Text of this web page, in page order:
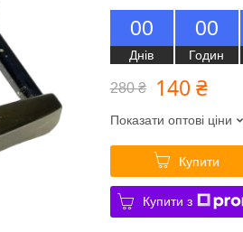
00
Днів
00
Годин
280 ₴ 140 ₴
Показати оптові ціни
Купити
Купити з